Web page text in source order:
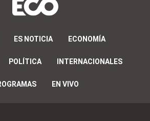
ES NOTICIA ECONOMÍA
POLÍTICA INTERNACIONALES
EN VIVO